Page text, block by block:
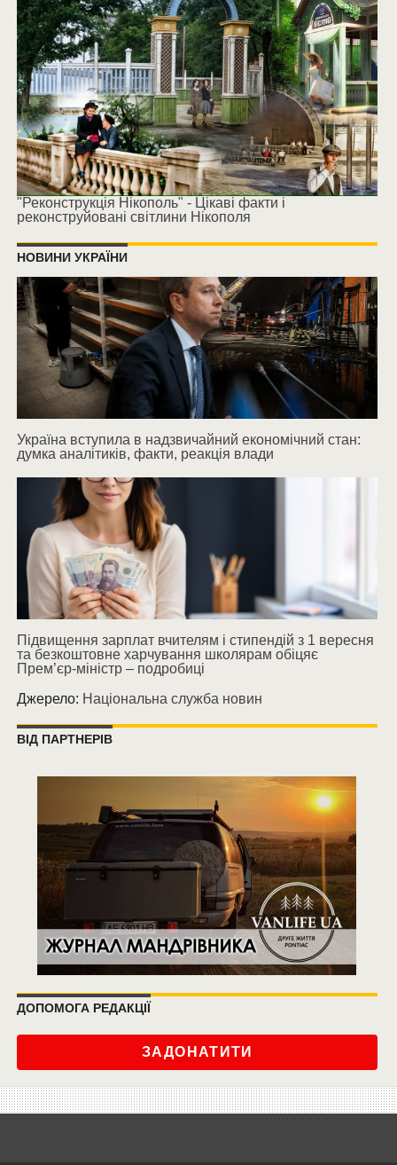
"Реконструкція Нікополь" - Цікаві факти і
реконструйовані світлини Нікополя
НОВИНИ УКРАЇНИ
Україна вступила в надзвичайний економічний стан:
думка аналітиків, факти, реакція влади
Підвищення зарплат вчителям і стипендій з 1 вересня
та безкоштовне харчування школярам обіцяє
Прем’єр-міністр – подробиці
Джерело: Національна служба новин
ВІД ПАРТНЕРІВ
ДОПОМОГА РЕДАКЦІЇ
ЗАДОНАТИТИ